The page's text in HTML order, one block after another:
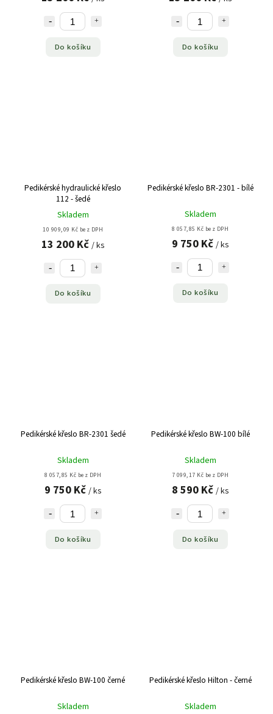
Do košíku Do košíku
Pedikérské hydraulické křeslo
112 - šedé
Skladem
10 909,09 Kč bez DPH
13 200 Kč / ks
Do košíku
Pedikérské křeslo BR-2301 - bílé
Skladem
8 057,85 Kč bez DPH
9 750 Kč / ks
Do košíku
Pedikérské křeslo BR-2301 šedé
Skladem
8 057,85 Kč bez DPH
9 750 Kč / ks
Do košíku
Pedikérské křeslo BW-100 bílé
Skladem
7 099,17 Kč bez DPH
8 590 Kč / ks
Do košíku
Pedikérské křeslo BW-100 černé
Skladem
Pedikérské křeslo Hilton - černé
Skladem